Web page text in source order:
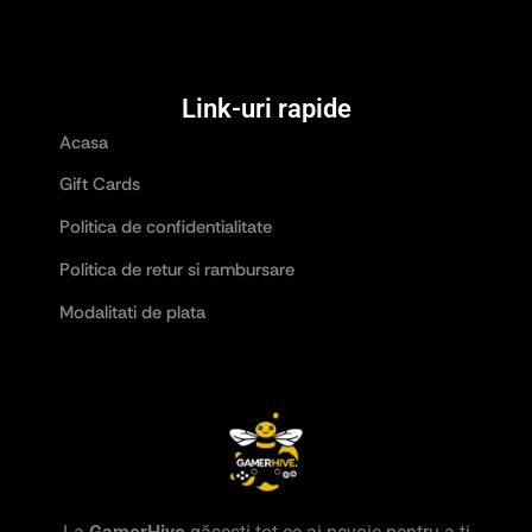
Link-uri rapide
Acasa
Gift Cards
Politica de confidentialitate
Politica de retur si rambursare
Modalitati de plata